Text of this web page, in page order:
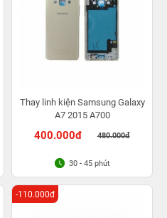
Thay linh kiện Samsung Galaxy
A7 2015 A700
400.000đ 480.000đ
30 - 45 phút
-110.000đ